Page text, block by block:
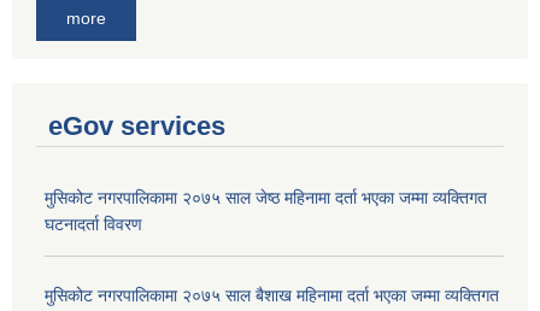
more
eGov services
मुसिकोट नगरपालिकामा २०७५ साल जेष्ठ महिनामा दर्ता भएका जम्मा व्यक्तिगत
घटनादर्ता विवरण
मुसिकोट नगरपालिकामा २०७५ साल बैशाख महिनामा दर्ता भएका जम्मा व्यक्तिगत